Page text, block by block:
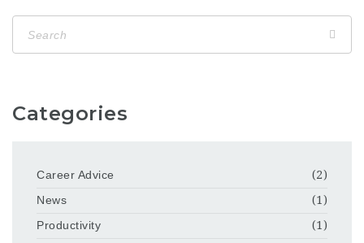
Categories
Career Advice
(2)
News
(1)
Productivity
(1)